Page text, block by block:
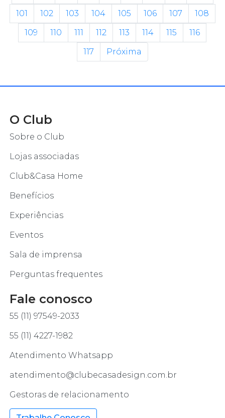
101
102 103 104 105 106 107
108
109
110 111 112 113 114 115
116
117
Próxima
O Club
Sobre o Club
Lojas associadas
Club&Casa Home
Benefícios
Experiências
Eventos
Sala de imprensa
Perguntas frequentes
Fale conosco
55 (11) 97549-2033
55 (11) 4227-1982
Atendimento Whatsapp
atendimento@clubecasadesign.com.br
Gestoras de relacionamento